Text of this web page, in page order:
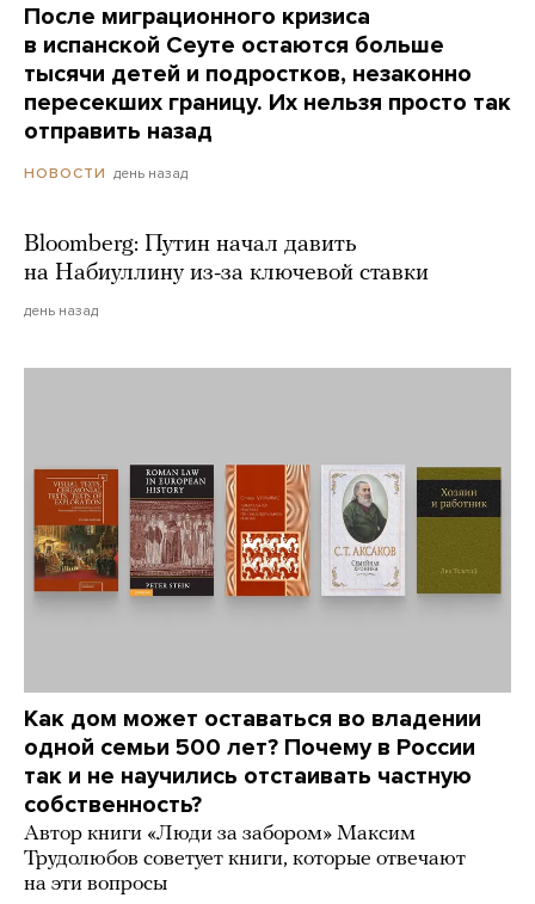
После миграционного кризиса
в испанской Сеуте остаются больше
тысячи детей и подростков, незаконно
пересекших границу. Их нельзя просто так
отправить назад
НОВОСТИ день назад
Bloomberg: Путин начал давить
на Набиуллину из-за ключевой ставки
день назад
Как дом может оставаться во владении
одной семьи 500 лет? Почему в России
так и не научились отстаивать частную
собственность?
Автор книги «Люди за забором» Максим
Трудолюбов советует книги, которые отвечают
на эти вопросы